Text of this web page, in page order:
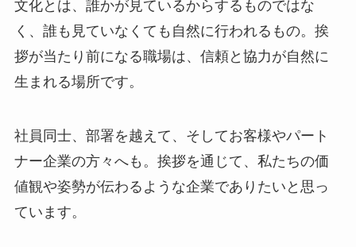
文化とは、誰かが見ているからするものではな
く、誰も見ていなくても自然に行われるもの。挨
拶が当たり前になる職場は、信頼と協力が自然に
生まれる場所です。
社員同士、部署を越えて、そしてお客様やパート
ナー企業の方々へも。挨拶を通じて、私たちの価
値観や姿勢が伝わるような企業でありたいと思っ
ています。